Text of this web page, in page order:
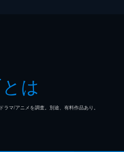
とは
マ/アニメを調査。別途、有料作品あり。